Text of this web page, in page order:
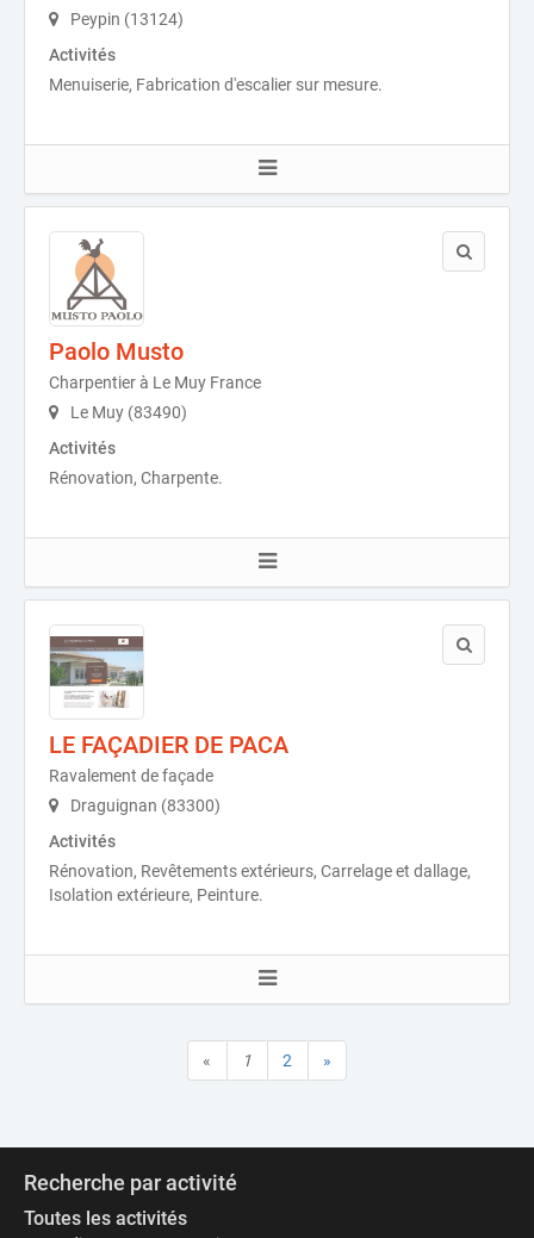
Peypin (13124)
Activités
Menuiserie, Fabrication d'escalier sur mesure.
Paolo Musto
Charpentier à Le Muy France
Le Muy (83490)
Activités
Rénovation, Charpente.
LE FAÇADIER DE PACA
Ravalement de façade
Draguignan (83300)
Activités
Rénovation, Revêtements extérieurs, Carrelage et dallage,
Isolation extérieure, Peinture.
« 1 2 »
Recherche par activité
Toutes les activités